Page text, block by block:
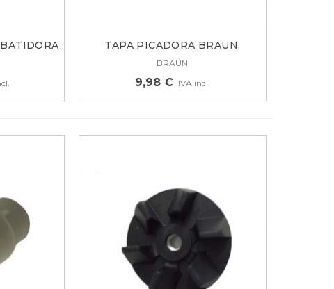
TAPA PICADORA BRAUN,
SUPERIOR,...
BRAUN
9,98 € IVA incl.